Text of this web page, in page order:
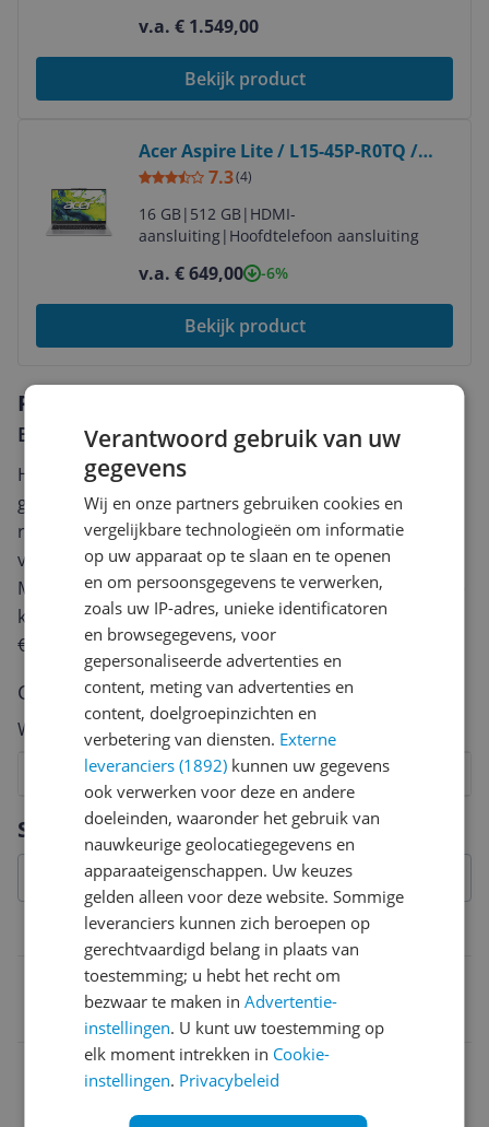
v.a. € 1.549,00
Bekijk product
Acer Aspire Lite / L15-45P-R0TQ /
NX.DLMEH.001
7.3(4)
16 GB| 512 GB| HDMI-
aansluiting| Hoofdtelefoon aansluiting
v.a. € 649,00 -6%
Bekijk product
Specificaties
Specificaties
Processor
AMD Ryzen 7
Reviews
Er zijn nog geen reviews geschreven
Heb jij dit product in bezit en wil je graag je mening
geven? Start dan hieronder met het schrijven van je
review. Afhankelijk van de details duurt het schrijven
van een review gemiddeld tussen de 3 en 10 minuten.
Met jouw mening help je andere bezoekers een betere
keuze te maken én maak je iedere maand kans op
€250,-!
Klik hier voor de actievoorwaarden.
Cijfer
Welk cijfer geef jij dit product?
8
7
6
5
4
3
2
Vraag 1 van 4
Verantwoord gebruik van uw
gegevens
Wij en onze partners gebruiken cookies en
vergelijkbare technologieën om informatie
op uw apparaat op te slaan en te openen
en om persoonsgegevens te verwerken,
zoals uw IP-adres, unieke identificatoren
en browsegegevens, voor
gepersonaliseerde advertenties en
content, meting van advertenties en
content, doelgroepinzichten en
verbetering van diensten. Externe
leveranciers (1892) kunnen uw gegevens
ook verwerken voor deze en andere
doeleinden, waaronder het gebruik van
nauwkeurige geolocatiegegevens en
apparaateigenschappen. Uw keuzes
gelden alleen voor deze website. Sommige
leveranciers kunnen zich beroepen op
gerechtvaardigd belang in plaats van
toestemming; u hebt het recht om
bezwaar te maken inAdvertentie-
instellingen. U kunt uw toestemming op
elk moment intrekken in Cookie-
instellingen. Privacybeleid